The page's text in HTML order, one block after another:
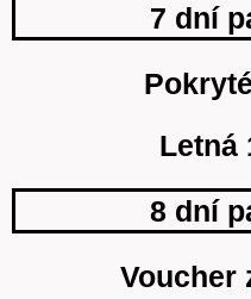
7 dní
Letná
8 dní
Voucher